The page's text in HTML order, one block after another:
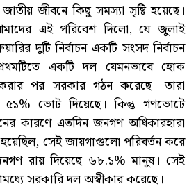
জীবনে কিছু সমস্যা সৃষ্টি হয়েছে।
এই পরিবেশ দিলো, যে জুলাই
দুটি নির্বাচন-একটি সংসদ নির্বাচন
একটি দল যেমনভাবে হোক
করার পর সরকার গঠন করেছে। তারা
ভোট দিয়েছে। কিন্তু গণভোটে
কারণে এতদিন জনগণ অধিকারহারা
সেই জায়গাগুলো পরিবর্তন করে
রায় দিয়েছে ৬৮.১% মানুষ। সেই
সরকারি দল অস্বীকার করেছে।